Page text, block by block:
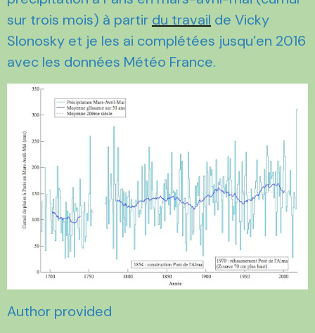
sur trois mois) à partir du travail de Vicky
Slonosky et je les ai complétées jusqu’en 2016
avec les données Météo France.
Author provided